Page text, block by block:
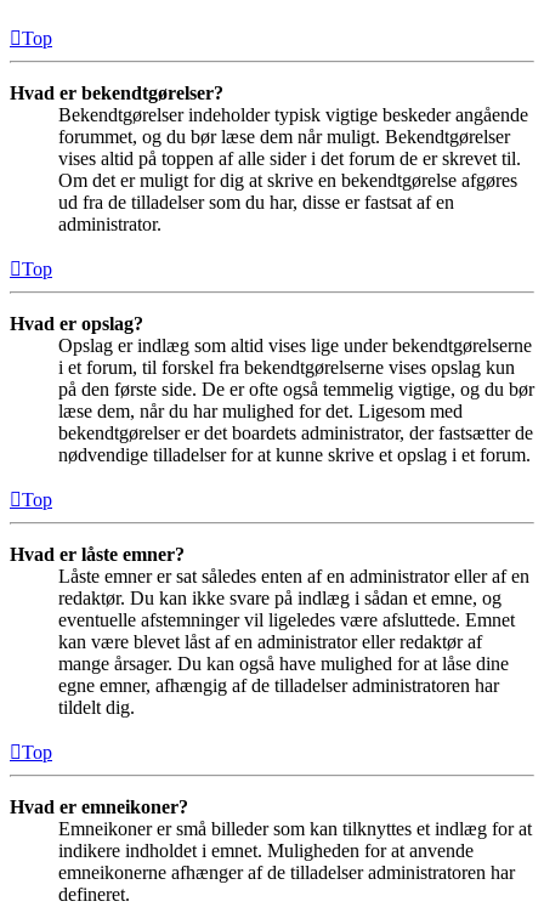
Top
Hvad er bekendtgørelser?
Bekendtgørelser indeholder typisk vigtige beskeder angående
forummet, og du bør læse dem når muligt. Bekendtgørelser
vises altid på toppen af alle sider i det forum de er skrevet til.
Om det er muligt for dig at skrive en bekendtgørelse afgøres
ud fra de tilladelser som du har, disse er fastsat af en
administrator.
Top
Hvad er opslag?
Opslag er indlæg som altid vises lige under bekendtgørelserne
i et forum, til forskel fra bekendtgørelserne vises opslag kun
på den første side. De er ofte også temmelig vigtige, og du bør
læse dem, når du har mulighed for det. Ligesom med
bekendtgørelser er det boardets administrator, der fastsætter de
nødvendige tilladelser for at kunne skrive et opslag i et forum.
Top
Hvad er låste emner?
Låste emner er sat således enten af en administrator eller af en
redaktør. Du kan ikke svare på indlæg i sådan et emne, og
eventuelle afstemninger vil ligeledes være afsluttede. Emnet
kan være blevet låst af en administrator eller redaktør af
mange årsager. Du kan også have mulighed for at låse dine
egne emner, afhængig af de tilladelser administratoren har
tildelt dig.
Top
Hvad er emneikoner?
Emneikoner er små billeder som kan tilknyttes et indlæg for at
indikere indholdet i emnet. Muligheden for at anvende
emneikonerne afhænger af de tilladelser administratoren har
defineret.